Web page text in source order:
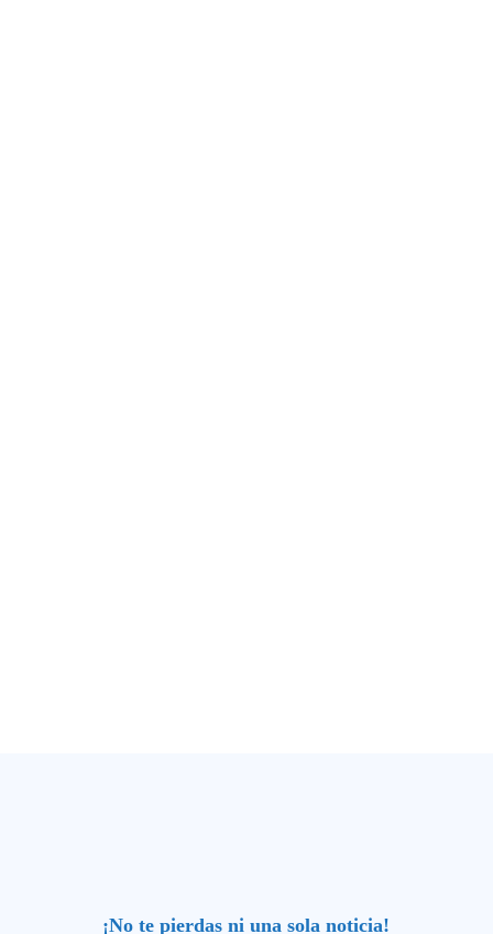
¡No te pierdas ni una sola noticia!